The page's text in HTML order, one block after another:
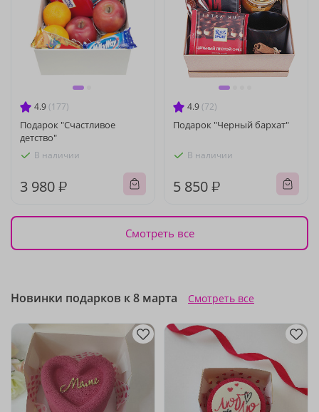
4.9 (177)
Подарок "Счастливое
детство"
В наличии
3 980 ₽
4.9 (72)
Подарок "Черный бархат"
В наличии
5 850 ₽
Смотреть все
Новинки подарков к 8 марта Смотреть все